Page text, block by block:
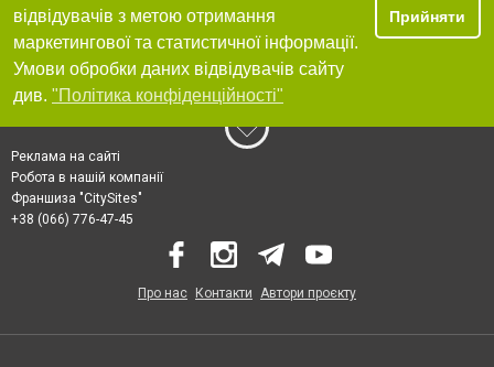
відвідувачів з метою отримання
маркетингової та статистичної інформації.
Умови обробки даних відвідувачів сайту
див. "Політика конфіденційності"
Прийняти
Реклама на сайті
Робота в нашій компанії
Франшиза "CitySites"
+38 (066) 776-47-45
Про нас Контакти Автори проєкту